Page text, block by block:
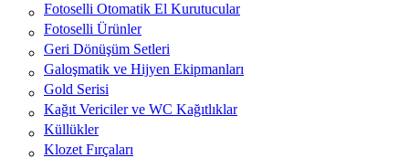
Fotoselli Otomatik El Kurutucular
Fotoselli Ürünler
Geri Dönüşüm Setleri
Galoşmatik ve Hijyen Ekipmanları
Gold Serisi
Kağıt Vericiler ve WC Kağıtlıklar
Küllükler
Klozet Fırçaları